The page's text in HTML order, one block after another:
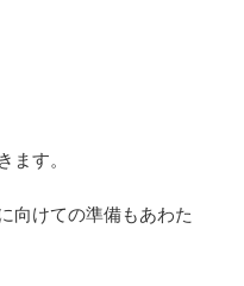
ます。
向けての準備もあわた